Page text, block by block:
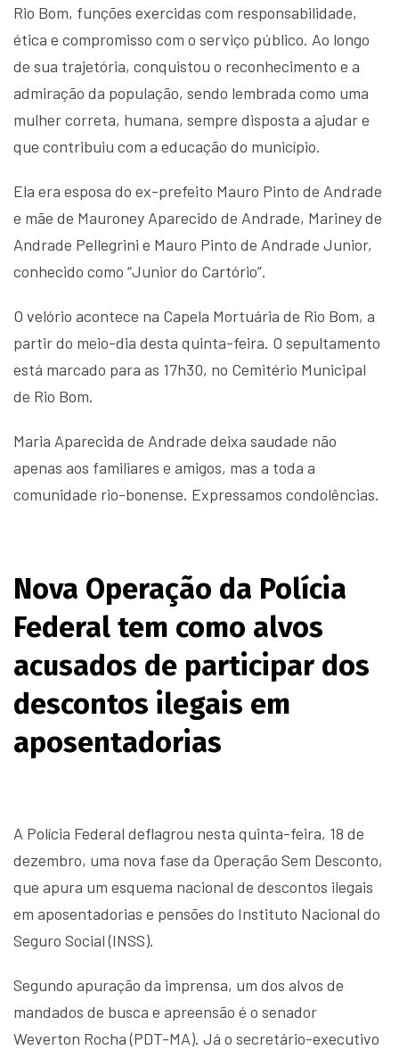
Rio Bom, funções exercidas com responsabilidade,
ética e compromisso com o serviço público. Ao longo
de sua trajetória, conquistou o reconhecimento e a
admiração da população, sendo lembrada como uma
mulher correta, humana, sempre disposta a ajudar e
que contribuiu com a educação do município.
Ela era esposa do ex-prefeito Mauro Pinto de Andrade
e mãe de Mauroney Aparecido de Andrade, Mariney de
Andrade Pellegrini e Mauro Pinto de Andrade Junior,
conhecido como “Junior do Cartório”.
O velório acontece na Capela Mortuária de Rio Bom, a
partir do meio-dia desta quinta-feira. O sepultamento
está marcado para as 17h30, no Cemitério Municipal
de Rio Bom.
Maria Aparecida de Andrade deixa saudade não
apenas aos familiares e amigos, mas a toda a
comunidade rio-bonense. Expressamos condolências.
Nova Operação da Polícia
Federal tem como alvos
acusados de participar dos
descontos ilegais em
aposentadorias
A Polícia Federal deflagrou nesta quinta-feira, 18 de
dezembro, uma nova fase da Operação Sem Desconto,
que apura um esquema nacional de descontos ilegais
em aposentadorias e pensões do Instituto Nacional do
Seguro Social (INSS).
Segundo apuração da imprensa, um dos alvos de
mandados de busca e apreensão é o senador
Weverton Rocha (PDT-MA). Já o secretário-executivo